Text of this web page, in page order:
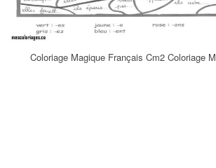
Coloriage Magique Français Cm2 Coloriage